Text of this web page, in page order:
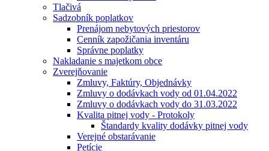
Tlačivá
Sadzobník poplatkov
Prenájom nebytových priestorov
Cenník zapožičania inventáru
Správne poplatky
Nakladanie s majetkom obce
Zverejňovanie
Zmluvy, Faktúry, Objednávky
Zmluvy o dodávkach vody od 01.04.2022
Zmluvy o dodávkach vody do 31.03.2022
Kvalita pitnej vody - Protokoly
Štandardy kvality dodávky pitnej vody
Verejné obstarávanie
Petície